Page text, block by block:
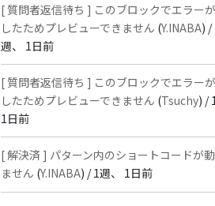
[ 質問者返信待ち ] このブロックでエラー
したためプレビューできません (Y.INABA) /
週、 1日前
[ 質問者返信待ち ] このブロックでエラー
したためプレビューできません (Tsuchy) /
1日前
[ 解決済 ] パターン内のショートコードが
ません (Y.INABA) /1週、 1日前